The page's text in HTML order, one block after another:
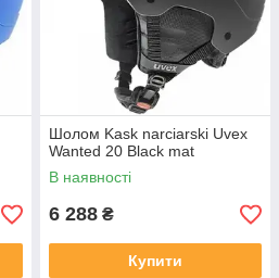
Шолом Kask narciarski Uvex
Wanted 20 Black mat
В наявності
6 288 ₴
Купити